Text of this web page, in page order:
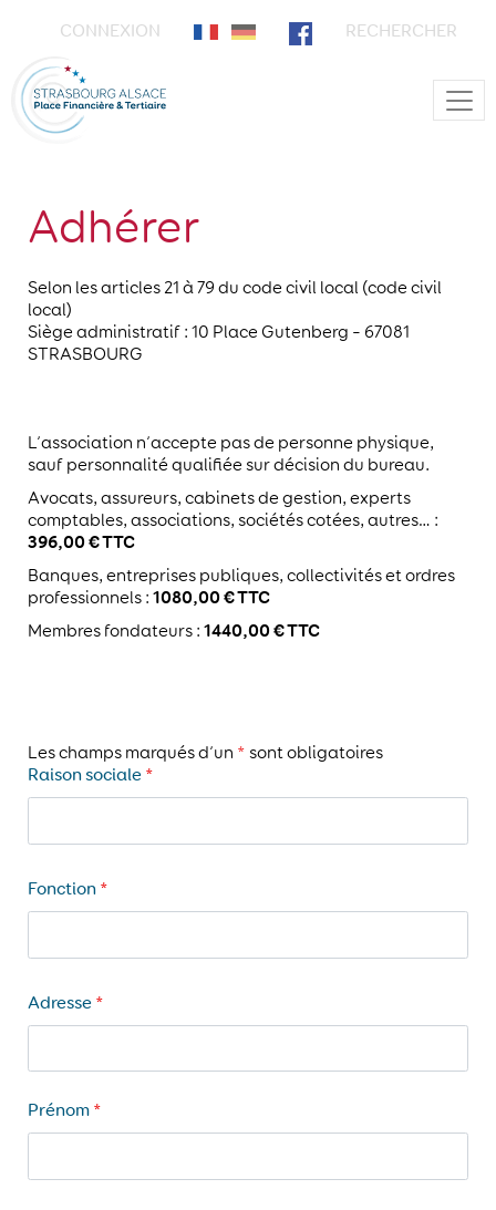
CONNEXION RECHERCHER
Main Navigation
Adhérer
Selon les articles 21 à 79 du code civil local (code civil
local)
Siège administratif : 10 Place Gutenberg – 67081
STRASBOURG
L’association n’accepte pas de personne physique,
sauf personnalité qualifiée sur décision du bureau.
Avocats, assureurs, cabinets de gestion, experts
comptables, associations, sociétés cotées, autres… :
396,00 € TTC
Banques, entreprises publiques, collectivités et ordres
professionnels : 1080,00 € TTC
Membres fondateurs : 1440,00 € TTC
Les champs marqués d’un * sont obligatoires
Raison sociale *
Fonction *
Adresse *
Prénom *